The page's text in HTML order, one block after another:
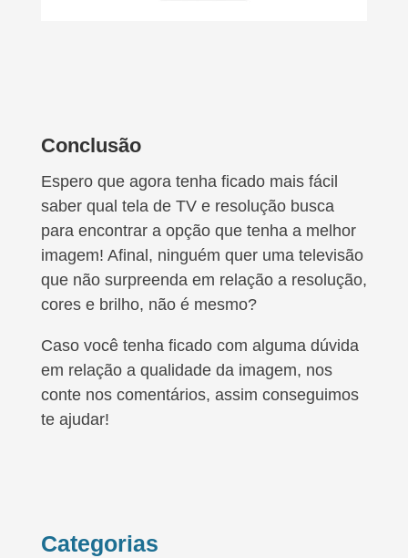
Conclusão
Espero que agora tenha ficado mais fácil
saber qual tela de TV e resolução busca
para encontrar a opção que tenha a melhor
imagem! Afinal, ninguém quer uma televisão
que não surpreenda em relação a resolução,
cores e brilho, não é mesmo?
Caso você tenha ficado com alguma dúvida
em relação a qualidade da imagem, nos
conte nos comentários, assim conseguimos
te ajudar!
Categorias